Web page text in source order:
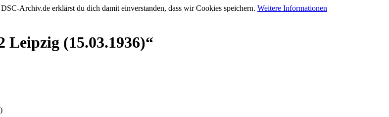
Archiv.de erklärst du dich damit einverstanden, dass wir Cookies speichern. Weitere Informationen
(15.03.1936)“